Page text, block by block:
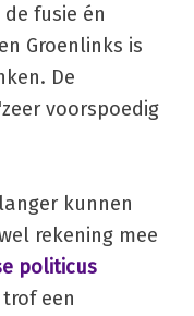
fusie én
Groenlinks is
De
voorspoedig
kunnen
rekening mee
politicus
trof een